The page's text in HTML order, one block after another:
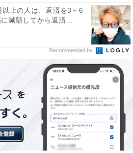
上の人は、返済を3～6
減額してから返済...
Recommended by